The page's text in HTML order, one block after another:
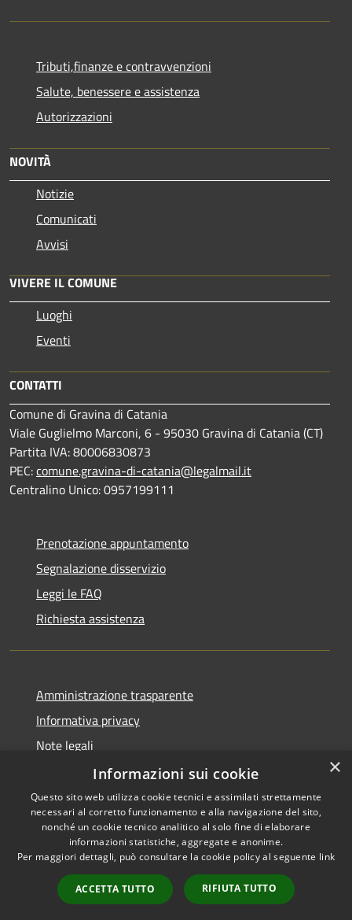
Tributi,finanze e contravvenzioni
Salute, benessere e assistenza
Autorizzazioni
NOVITÀ
Notizie
Comunicati
Avvisi
VIVERE IL COMUNE
Luoghi
Eventi
CONTATTI
Comune di Gravina di Catania
Viale Guglielmo Marconi, 6 - 95030 Gravina di Catania (CT)
Partita IVA: 80006830873
PEC:comune.gravina-di-catania@legalmail.it
Centralino Unico: 0957199111
Prenotazione appuntamento
Segnalazione disservizio
Leggi le FAQ
Richiesta assistenza
Amministrazione trasparente
Informativa privacy
Note legali
Dichiarazione di accessibilità
RSS
Accessibilità
Copyright © 2026 • Comune di
Gravina di Catania • Powered
byMunicipium
Accesso
redazione
×
Informazioni sui cookie
Questo sito web utilizza cookie tecnici e assimilati strettamente
necessari al corretto funzionamento e alla navigazione del sito,
nonché un cookie tecnico analitico al solo fine di elaborare
informazioni statistiche, aggregate e anonime.
Per maggiori dettagli, può consultare la cookie policy al seguente link
ACCETTA TUTTO RIFIUTA TUTTO